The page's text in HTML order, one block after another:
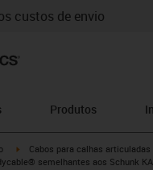
custos de envio
Produtos
arrow-right
igus-icon-arrow-right
Cabos para calhas articuladas
semelhantes aos Schunk KA